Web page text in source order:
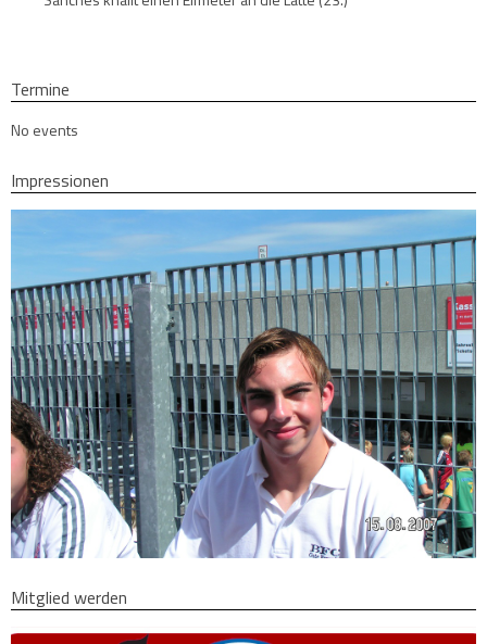
Termine
No events
Impressionen
Mitglied werden